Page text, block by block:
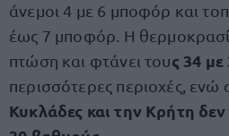
άνεμοι 4 με 6 μποφόρ και
έως 7 μποφόρ. Η
πτώση και φτάνει τους 34 με
περισσότερες περιοχές, ενώ
Κυκλάδες και την Κρήτη